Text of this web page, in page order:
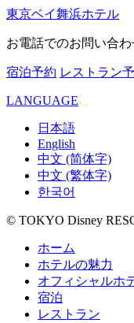
東京ベイ舞浜ホテル
お電話でのお問い合わ
宿泊予約 レストラン
LANGUAGE
日本語
English
中文 (简体字)
中文 (繁体字)
한국어
© TOKYO Disney
ホーム
ホテルの魅力
オフィシャルホ
宿泊
レストラン